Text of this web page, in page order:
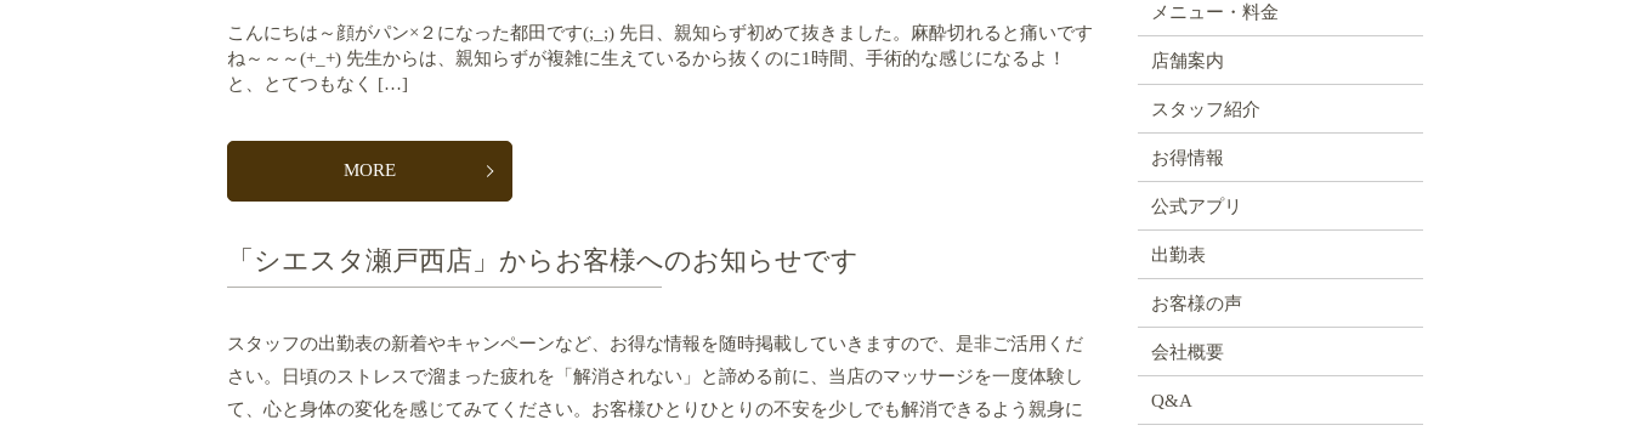
こんにちは～顔がパン×２になった都田です(;_;) 先日、親知らず初めて抜きました。麻酔切れると痛いです
ね～～～(+_+) 先生からは、親知らずが複雑に生えているから抜くのに1時間、手術的な感じになるよ！
と、とてつもなく […]
MORE
「シエスタ瀬戸西店」からお客様へのお知らせです
スタッフの出勤表の新着やキャンペーンなど、お得な情報を随時掲載していきますので、是非ご活用くだ
さい。日頃のストレスで溜まった疲れを「解消されない」と諦める前に、当店のマッサージを一度体験し
て、心と身体の変化を感じてみてください。お客様ひとりひとりの不安を少しでも解消できるよう親身に
メニュー・料金
店舗案内
スタッフ紹介
お得情報
公式アプリ
出勤表
お客様の声
会社概要
Q&A